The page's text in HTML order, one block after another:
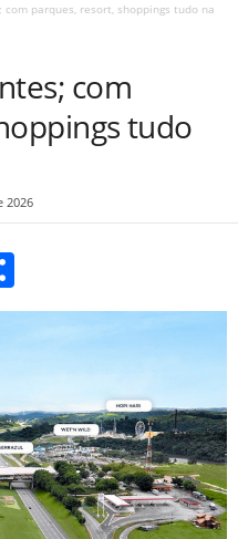
com parques, resort, shoppings tudo na
com
tudo
2026
h